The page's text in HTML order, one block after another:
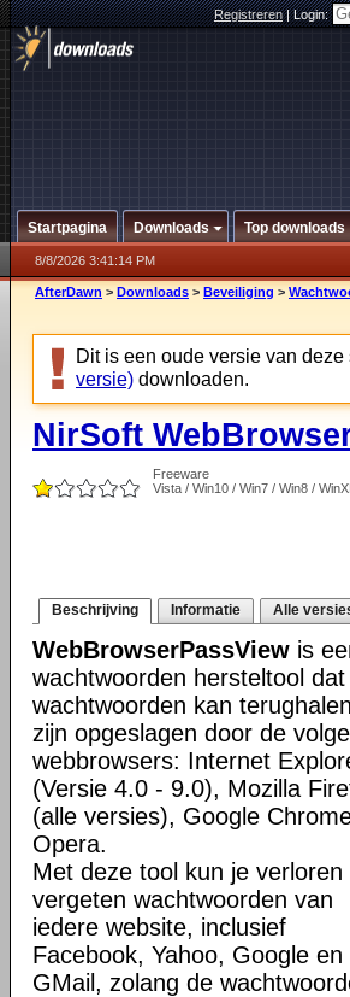
Registreren|Login:
Startpagina Downloads Top downloads
8/8/2026 3:41:14 PM
AfterDawn > Downloads > Beveiliging >
Dit is een oude versie van
versie) downloaden.
NirSoft
Freeware
Vista / Win10 / Win7 / Win8 /
Beschrijving Informatie Alle
WebBrowserPassView is
wachtwoorden hersteltool
wachtwoorden kan
zijn opgeslagen door de
webbrowsers: Internet
(Versie 4.0 - 9.0), Mozilla
(alle versies), Google
Opera.
Met deze tool kun je verloren
vergeten wachtwoorden van
iedere website, inclusief
Facebook, Yahoo, Google en
GMail, zolang de